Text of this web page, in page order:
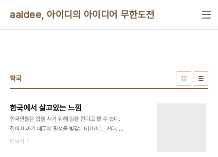
aaidee, 아이디의 아이디어 무한도전
학국
한국에서 살고있는 느낌
한국인들은 집을 사기 위해 일을 한다고 볼 수 있다.
집이 비싸기 때문에 평생을 빚갚는데 바치는 거다. 그
런데 부동산이 소수에게 집중되면서 빈부격차가 더
더보기